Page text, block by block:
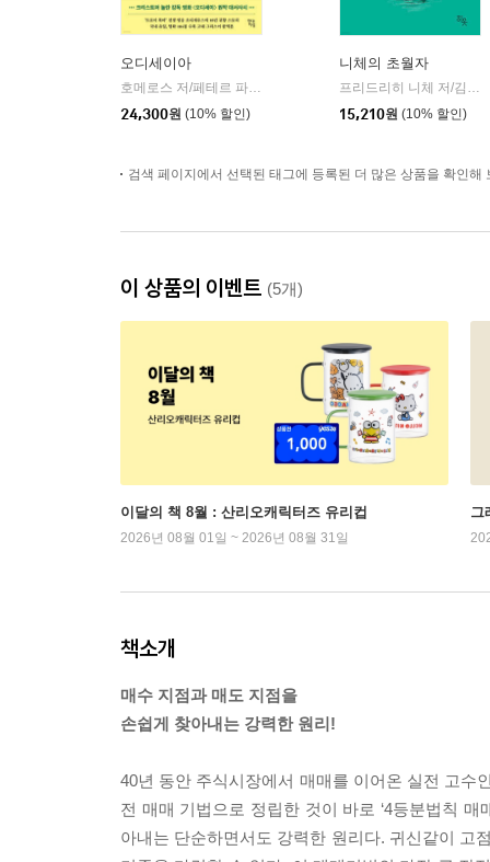
오디세이아
호메로스 저/페테르 파울 루벤스 그림/박문재 역 |
현대지성
24,300원 (10% 할인)
니체의 초월자
프리드리히 니체 저/김철 편역
15,210원 (10% 할인)
검색 페이지에서 선택된 태그에 등록된 더 많은 상품을 확인해
이 상품의 이벤트 (5개)
이달의 책 8월 : 산리오캐릭터즈 유리컵
2026년 08월 01일 ~ 2026년 08월 31일
그
책소개
매수 지점과 매도 지점을
손쉽게 찾아내는 강력한 원리!
40년 동안 주식시장에서 매매를 이어온 실전 고수
전 매매 기법으로 정립한 것이 바로 ‘4등분법칙
아내는 단순하면서도 강력한 원리다. 귀신같이 고